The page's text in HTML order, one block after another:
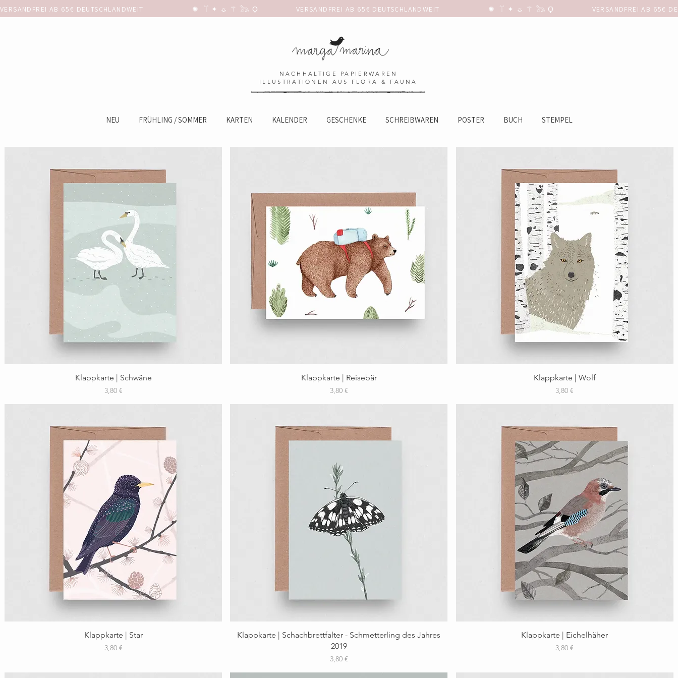
VERSANDFREI AB 65€ DEUTSCHLANDWEIT                      ✺  𓋼 ✦ ☼ ⚚ 𓃥 Ϙ
NACHHALTIGE PAPIERWAREN
ILLUSTRATIONEN AUS FLORA & FAUNA
NEU FRÜHLING / SOMMER KARTEN KALENDER GESCHENKE SCHREIBWAREN POSTER BUCH STEMPEL
Schnellansicht
Klappkarte | Schwäne
Preis
3,80 €
Schnellansicht
Klappkarte | Reisebär
Preis
3,80 €
Schnellansicht
Klappkarte | Wolf
Preis
3,80 €
Schnellansicht
Klappkarte | Star
Preis
3,80 €
Schnellansicht
Klappkarte | Schachbrettfalter - Schmetterling des Jahres
2019
Preis
3,80 €
Schnellansicht
Klappkarte | Eichelhäher
Preis
3,80 €